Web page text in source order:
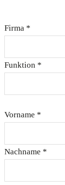
Firma *
Funktion *
Vorname *
Nachname *